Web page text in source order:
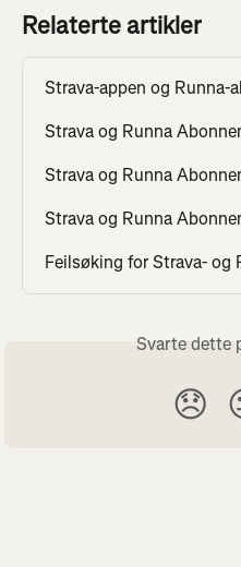
Relaterte artikler
Strava-appen og Runna-
Strava og Runna
Strava og Runna
Strava og Runna
Feilsøking for Strava- og
Svarte dette
😞